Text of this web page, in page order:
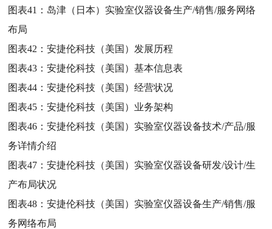
图表41： 岛津（日本）实验室仪器设备生产/销售/服务网络
布局
图表42：安捷伦科技（美国）发展历程
图表43：安捷伦科技（美国）基本信息表
图表44：安捷伦科技（美国）经营状况
图表45：安捷伦科技（美国）业务架构
图表46：安捷伦科技（美国）实验室仪器设备技术/产品/服
务详情介绍
图表47：安捷伦科技（美国）实验室仪器设备研发/设计/生
产布局状况
图表48：安捷伦科技（美国）实验室仪器设备生产/销售/服
务网络布局